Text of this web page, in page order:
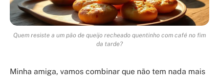
Quem resiste a um pão de queijo recheado quentinho com café no fim
da tarde?
Minha amiga, vamos combinar que não tem nada mais